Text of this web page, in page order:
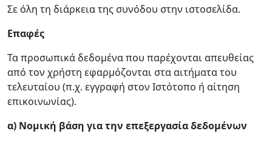
Σε όλη τη διάρκεια της συνόδου στην ιστοσελίδα.
Επαφές
Τα προσωπικά δεδομένα που παρέχονται απευθείας
από τον χρήστη εφαρμόζονται στα αιτήματα του
τελευταίου (π.χ. εγγραφή στον Ιστότοπο ή αίτηση
επικοινωνίας).
α) Νομική βάση για την επεξεργασία δεδομένων